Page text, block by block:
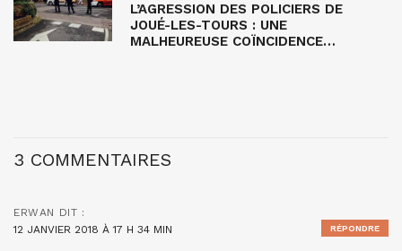
L’AGRESSION DES POLICIERS DE
JOUÉ-LES-TOURS : UNE
MALHEUREUSE COÏNCIDENCE…
3 COMMENTAIRES
ERWAN DIT :
12 JANVIER 2018 À 17 H 34 MIN
RÉPONDRE